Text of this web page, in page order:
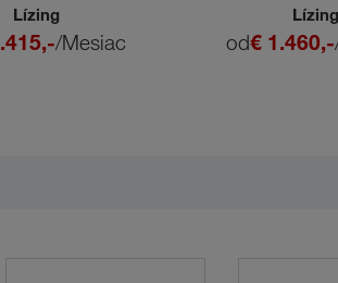
Lízing
/Mesiac
Lízing
od€ 1.460,-